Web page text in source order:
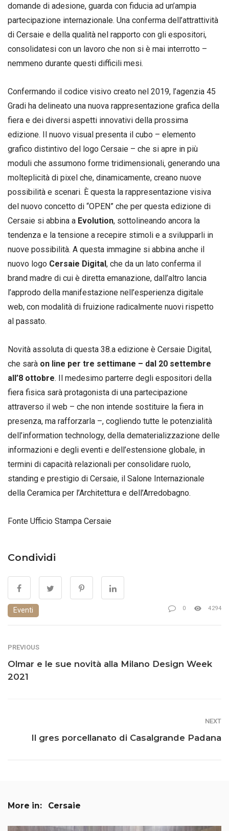
domande di adesione, guarda con fiducia ad un’ampia
partecipazione internazionale. Una conferma dell’attrattività
di Cersaie e della qualità nel rapporto con gli espositori,
consolidatesi con un lavoro che non si è mai interrotto –
nemmeno durante questi difficili mesi.
Confermando il codice visivo creato nel 2019, l’agenzia 45
Gradi ha delineato una nuova rappresentazione grafica della
fiera e dei diversi aspetti innovativi della prossima
edizione. Il nuovo visual presenta il cubo – elemento
grafico distintivo del logo Cersaie – che si apre in più
moduli che assumono forme tridimensionali, generando una
molteplicità di pixel che, dinamicamente, creano nuove
possibilità e scenari. È questa la rappresentazione visiva
del nuovo concetto di “OPEN” che per questa edizione di
Cersaie si abbina a Evolution, sottolineando ancora la
tendenza e la tensione a recepire stimoli e a svilupparli in
nuove possibilità. A questa immagine si abbina anche il
nuovo logo Cersaie Digital, che da un lato conferma il
brand madre di cui è diretta emanazione, dall’altro lancia
l’approdo della manifestazione nell’esperienza digitale
web, con modalità di fruizione radicalmente nuovi rispetto
al passato.
Novità assoluta di questa 38.a edizione è Cersaie Digital,
che sarà on line per tre settimane – dal 20 settembre
all’8 ottobre. Il medesimo parterre degli espositori della
fiera fisica sarà protagonista di una partecipazione
attraverso il web – che non intende sostituire la fiera in
presenza, ma rafforzarla –, cogliendo tutte le potenzialità
dell’information technology, della dematerializzazione delle
informazioni e degli eventi e dell’estensione globale, in
termini di capacità relazionali per consolidare ruolo,
standing e prestigio di Cersaie, il Salone Internazionale
della Ceramica per l’Architettura e dell’Arredobagno.
Fonte Ufficio Stampa Cersaie
Condividi
Eventi 0 4294
PREVIOUS
Olmar e le sue novità alla Milano Design Week
2021
NEXT
Il gres porcellanato di Casalgrande Padana
More in: Cersaie